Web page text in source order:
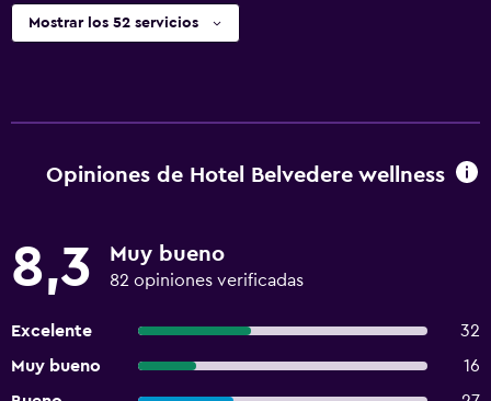
Mostrar los 52 servicios
Opiniones de Hotel Belvedere wellness
8,3 Muy bueno
82 opiniones verificadas
Excelente
32
Muy bueno
16